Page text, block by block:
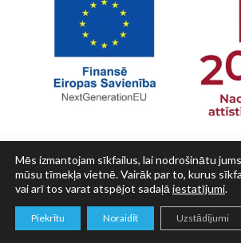
© SIA PRINT LV 2025
Mēs izmantojam sīkfailus, lai nodrošinātu
mūsu tīmekļa vietnē. Vairāk par to, kurus
vai arī tos varat atspējot sadaļā iestatījumi.
Piekrītu Noraidīt Uzstādījumi
Grozs
Mans konts